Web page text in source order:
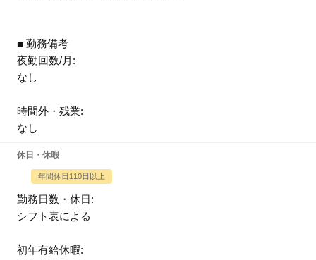
■ 勤務備考
夜勤回数/月:
なし
時間外・残業:
なし
休日・休暇
年間休日110日以上
勤務日数・休日:
シフト表による
初年有給休暇: